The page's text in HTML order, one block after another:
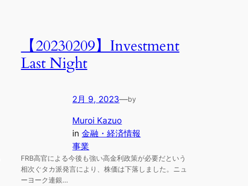
【20230209】Investment
Last Night
2月 9, 2023—by
Muroi Kazuo
in金融・経済情報
事業
FRB高官による今後も強い高金利政策が必要だという
相次ぐタカ派発言により、株価は下落しました。ニュ
ーヨーク連銀…